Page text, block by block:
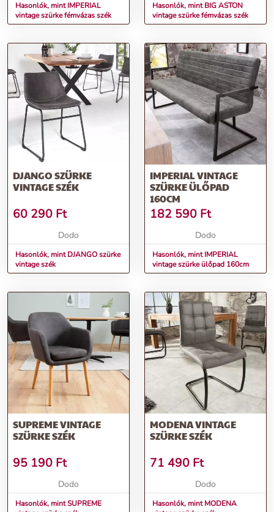
Hasonlók, mint IMPERIAL
vintage szürke fémvázas szék
Hasonlók, mint BIG ASTON
vintage szürke fémvázas szék
DJANGO SZÜRKE
VINTAGE SZÉK
60 290 Ft
Dodo
Hasonlók, mint DJANGO szürke
vintage szék
IMPERIAL VINTAGE
SZÜRKE ÜLŐPAD
160CM
182 590 Ft
Dodo
Hasonlók, mint IMPERIAL
vintage szürke ülőpad 160cm
SUPREME VINTAGE
SZÜRKE SZÉK
95 190 Ft
Dodo
Hasonlók, mint SUPREME
MODENA VINTAGE
SZÜRKE SZÉK
71 490 Ft
Dodo
Hasonlók, mint MODENA